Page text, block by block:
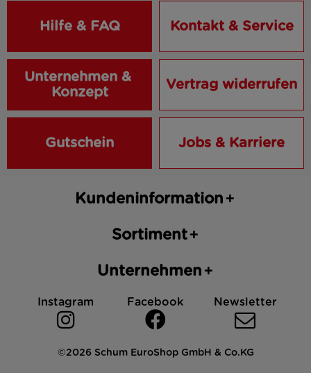
Hilfe & FAQ Kontakt & Service
Unternehmen &
Konzept
Vertrag widerrufen
Gutschein Jobs & Karriere
Kundeninformation
Sortiment
Unternehmen
Instagram Facebook Newsletter
©2026 Schum EuroShop GmbH & Co.KG